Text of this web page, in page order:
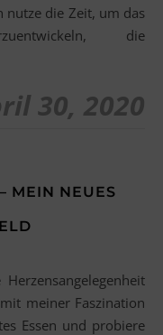
nutze die Zeit, um das
die
30, 2020
MEIN NEUES
meiner Faszination
Essen und probiere